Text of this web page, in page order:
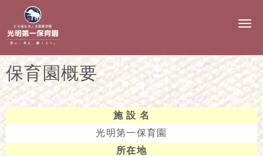
N
g
a
n
保育園概要
施 設 名
光明第一保育園
所在地